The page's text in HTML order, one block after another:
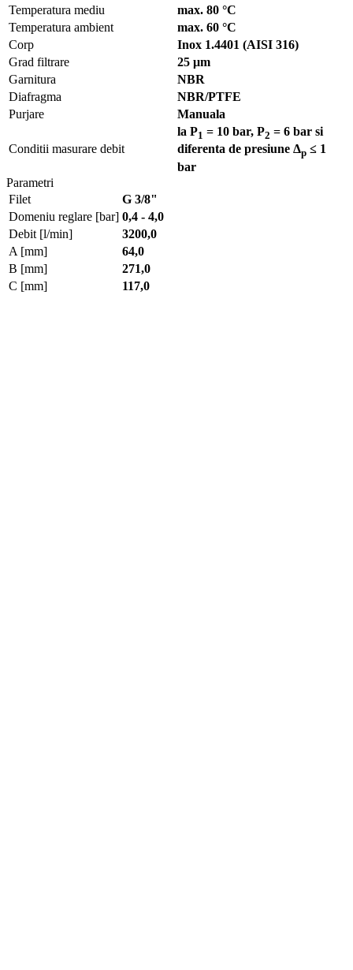
Temperatura mediu
max. 80 °C
Temperatura ambient
max. 60 °C
Corp
Inox 1.4401 (AISI 316)
Grad filtrare
25 μm
Garnitura
NBR
Diafragma
NBR/PTFE
Purjare
Manuala
Conditii masurare debit
la P1 = 10 bar, P2 = 6 bar si
diferenta de presiune Δp ≤ 1
bar
Parametri
Filet
G 3/8"
Domeniu reglare [bar] 0,4 - 4,0
Debit [l/min]
3200,0
A [mm]
64,0
B [mm]
271,0
C [mm]
117,0